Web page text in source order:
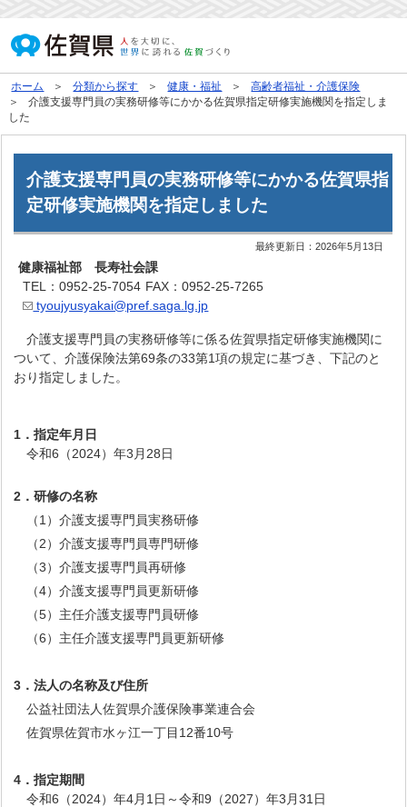
ホーム 分類から探す 健康・福祉
高齢者福祉・介護保険
介護支援専門員の実務研修等にかかる佐賀県指定研修実施機関を指定しま
した
介護支援専門員の実務研修等にかかる佐賀県指
定研修実施機関を指定しました
最終更新日：2026年5月13日
健康福祉部 長寿社会課
TEL：0952-25-7054 FAX：0952-25-7265
tyoujyusyakai@pref.saga.lg.jp
介護支援専門員の実務研修等に係る佐賀県指定研修実施機関に
ついて、介護保険法第69条の33第1項の規定に基づき、下記のと
おり指定しました。
1．指定年月日
令和6（2024）年3月28日
2．研修の名称
（1）介護支援専門員実務研修
（2）介護支援専門員専門研修
（3）介護支援専門員再研修
（4）介護支援専門員更新研修
（5）主任介護支援専門員研修
（6）主任介護支援専門員更新研修
3．法人の名称及び住所
公益社団法人佐賀県介護保険事業連合会
佐賀県佐賀市水ヶ江一丁目12番10号
4．指定期間
令和6（2024）年4月1日～令和9（2027）年3月31日